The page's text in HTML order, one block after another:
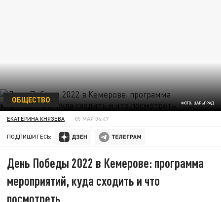
ФОТО: ЦАРЬГРАД
ОБЩЕСТВО
ЕКАТЕРИНА КНЯЗЕВА 05 МАЯ 04:47
ПОДПИШИТЕСЬ:
День Победы 2022 в Кемерове: программа
мероприятий, куда сходить и что
посмотреть